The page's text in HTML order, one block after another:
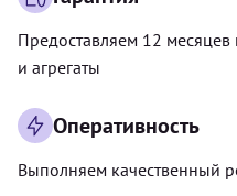
Предоставляем 12 месяцев
и агрегаты
Оперативность
Выполняем качественный